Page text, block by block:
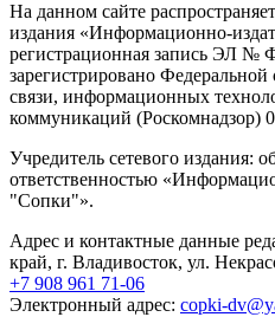
На данном сайте
издания «Информационно-
регистрационная запись ЭЛ №
зарегистрировано
связи, информационных
коммуникаций (Роскомнадзор)
Учредитель сетевого издания:
ответственностью
"Сопки"».
Адрес и контактные данные
край, г. Владивосток, ул.
+7 908 961 71-06
Электронный адрес: copki-